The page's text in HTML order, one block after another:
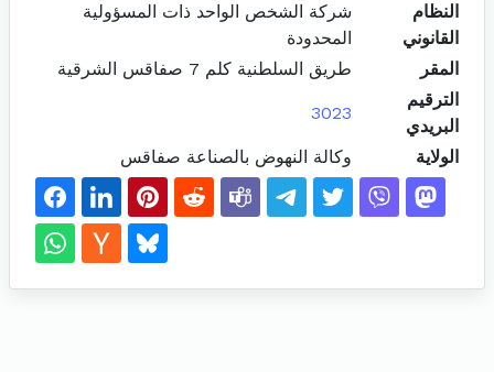
النظام
القانوني
شركة الشخص الواحد ذات المسؤولية
المحدودة
المقر
طريق السلطنية كلم 7 صفاقس الشرقية
الترقيم
البريدي
3023
الولاية وكالة النهوض بالصناعة صفاقس